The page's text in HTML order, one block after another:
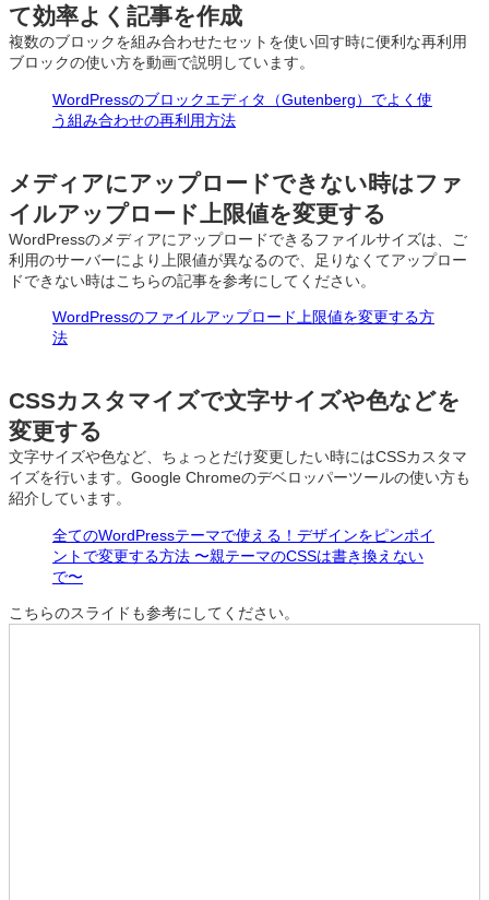
て効率よく記事を作成
複数のブロックを組み合わせたセットを使い回す時に便利な再利用
ブロックの使い方を動画で説明しています。
WordPressのブロックエディタ（Gutenberg）でよく使
う組み合わせの再利用方法
メディアにアップロードできない時はファ
イルアップロード上限値を変更する
WordPressのメディアにアップロードできるファイルサイズは、ご
利用のサーバーにより上限値が異なるので、足りなくてアップロー
ドできない時はこちらの記事を参考にしてください。
WordPressのファイルアップロード上限値を変更する方
法
CSSカスタマイズで文字サイズや色などを
変更する
文字サイズや色など、ちょっとだけ変更したい時にはCSSカスタマ
イズを行います。Google Chromeのデベロッパーツールの使い方も
紹介しています。
全てのWordPressテーマで使える！デザインをピンポイ
ントで変更する方法 〜親テーマのCSSは書き換えない
で〜
こちらのスライドも参考にしてください。